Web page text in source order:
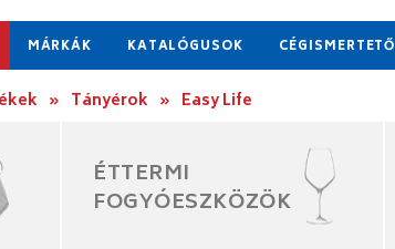
MÁRKÁK KATALÓGUSOK CÉGISMERTETŐ
» Tányérok » Easy Life
ÉTTERMI
FOGYÓESZKÖZÖK